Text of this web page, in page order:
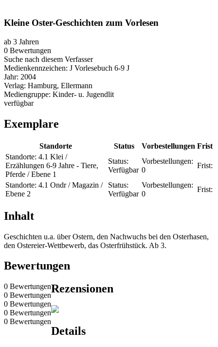
Kleine Oster-Geschichten zum Vorlesen
ab 3 Jahren
0 Bewertungen
Suche nach diesem Verfasser
Medienkennzeichen: J Vorlesebuch 6-9 J
Jahr: 2004
Verlag: Hamburg, Ellermann
Mediengruppe: Kinder- u. Jugendlit
verfügbar
Exemplare
Standorte Status Vorbestellungen Frist
Standorte: 4.1 Klei /
Erzählungen 6-9 Jahre - Tiere,
Pferde / Ebene 1
Status:
Verfügbar
Vorbestellungen:
0
Frist:
Standorte: 4.1 Ondr / Magazin /
Ebene 2
Status:
Verfügbar
Vorbestellungen:
0
Frist:
Inhalt
Geschichten u.a. über Ostern, den Nachwuchs bei den Osterhasen,
den Ostereier-Wettbewerb, das Osterfrühstück. Ab 3.
Bewertungen
0 Bewertungen
0 Bewertungen
0 Bewertungen
0 Bewertungen
0 Bewertungen
Rezensionen
Details